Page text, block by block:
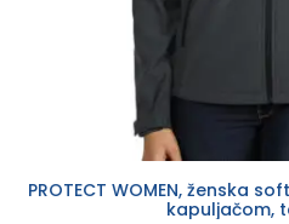
PROTECT WOMEN, ženska
kapuljačom,